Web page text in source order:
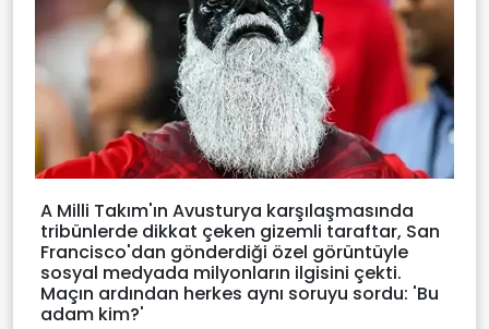
A Milli Takım'ın Avusturya karşılaşmasında
tribünlerde dikkat çeken gizemli taraftar, San
Francisco'dan gönderdiği özel görüntüyle
sosyal medyada milyonların ilgisini çekti.
Maçın ardından herkes aynı soruyu sordu: 'Bu
adam kim?'